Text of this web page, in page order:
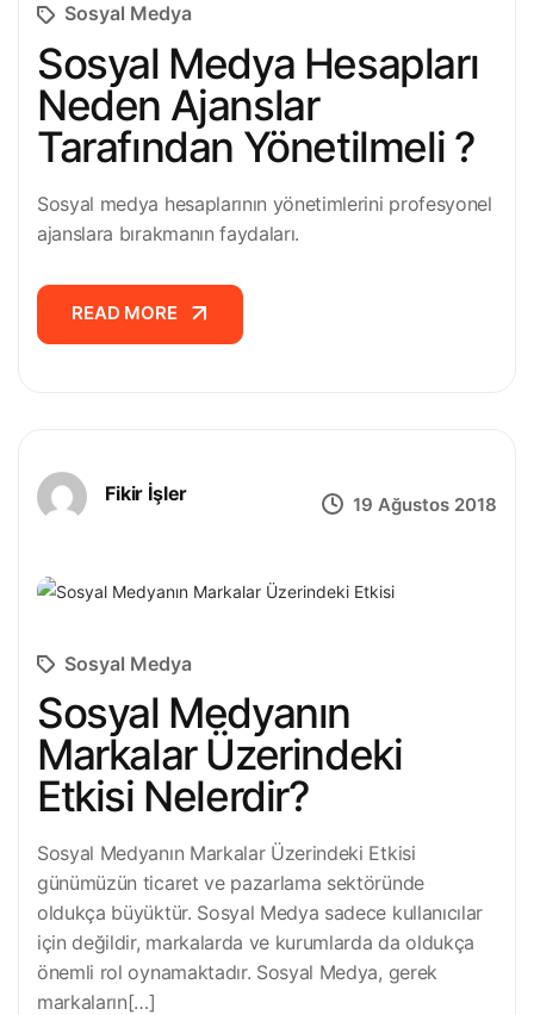
Sosyal Medya
Sosyal Medya Hesapları
Neden Ajanslar
Tarafından Yönetilmeli ?
Sosyal medya hesaplarının yönetimlerini profesyonel
ajanslara bırakmanın faydaları.
READ MORE
Fikir İşler 19 Ağustos 2018
Sosyal Medya
Sosyal Medyanın
Markalar Üzerindeki
Etkisi Nelerdir?
Sosyal Medyanın Markalar Üzerindeki Etkisi
günümüzün ticaret ve pazarlama sektöründe
oldukça büyüktür. Sosyal Medya sadece kullanıcılar
için değildir, markalarda ve kurumlarda da oldukça
önemli rol oynamaktadır. Sosyal Medya, gerek
markaların[…]